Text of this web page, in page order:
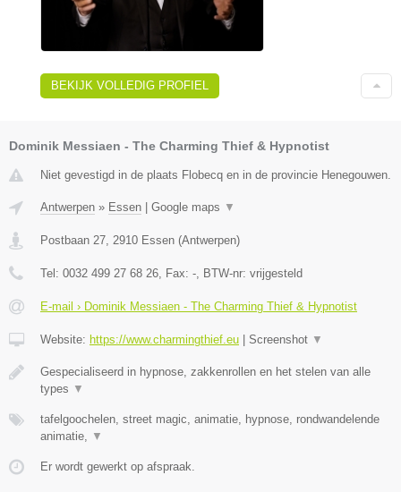
BEKIJK VOLLEDIG PROFIEL
Dominik Messiaen - The Charming Thief & Hypnotist
Niet gevestigd in de plaats Flobecq en in de provincie Henegouwen.
Antwerpen » Essen Google maps ▼
Postbaan 27, 2910 Essen (Antwerpen)
Tel: 0032 499 27 68 26, Fax: -, BTW-nr: vrijgesteld
E-mail › Dominik Messiaen - The Charming Thief & Hypnotist
Website: https://www.charmingthief.eu Screenshot ▼
Gespecialiseerd in hypnose, zakkenrollen en het stelen van alle
types ▼
tafelgoochelen, street magic, animatie, hypnose, rondwandelende
animatie, ▼
Er wordt gewerkt op afspraak.